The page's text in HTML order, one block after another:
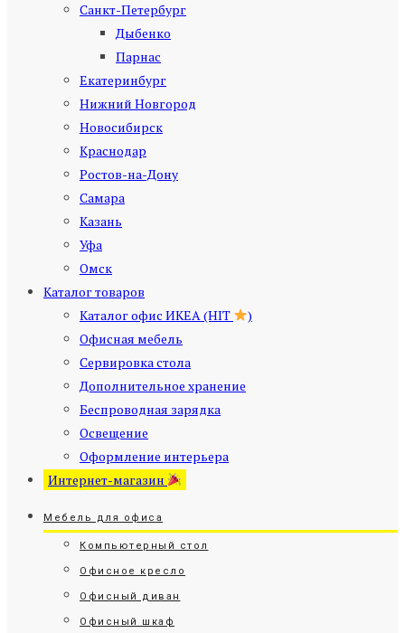
Санкт-Петербург
Дыбенко
Парнас
Екатеринбург
Нижний Новгород
Новосибирск
Краснодар
Ростов-на-Дону
Самара
Казань
Уфа
Омск
Каталог товаров
Каталог офис ИКЕА (HIT
)
Офисная мебель
Сервировка стола
Дополнительное хранение
Беспроводная зарядка
Освещение
Оформление интерьера
Интернет-магазин
Мебель для офиса
Компьютерный стол
Офисное кресло
Офисный диван
Офисный шкаф